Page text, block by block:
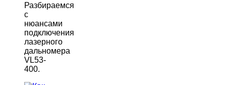
Разбираемся
с
нюансами
подключения
лазерного
дальномера
VL53-
400.